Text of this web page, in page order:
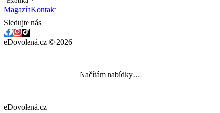
MagazínKontakt
Sledujte nás
eDovolená.cz © 2026
Načítám nabídky…
eDovolená.cz